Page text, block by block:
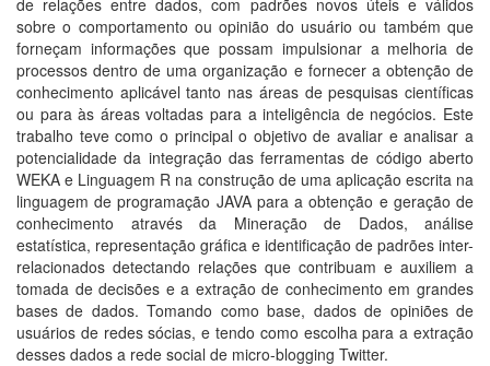
de relações entre dados, com padrões novos úteis e válidos
sobre o comportamento ou opinião do usuário ou também que
forneçam informações que possam impulsionar a melhoria de
processos dentro de uma organização e fornecer a obtenção de
conhecimento aplicável tanto nas áreas de pesquisas científicas
ou para às áreas voltadas para a inteligência de negócios. Este
trabalho teve como o principal o objetivo de avaliar e analisar a
potencialidade da integração das ferramentas de código aberto
WEKA e Linguagem R na construção de uma aplicação escrita na
linguagem de programação JAVA para a obtenção e geração de
conhecimento através da Mineração de Dados, análise
estatística, representação gráfica e identificação de padrões inter-
relacionados detectando relações que contribuam e auxiliem a
tomada de decisões e a extração de conhecimento em grandes
bases de dados. Tomando como base, dados de opiniões de
usuários de redes sócias, e tendo como escolha para a extração
desses dados a rede social de micro-blogging Twitter.